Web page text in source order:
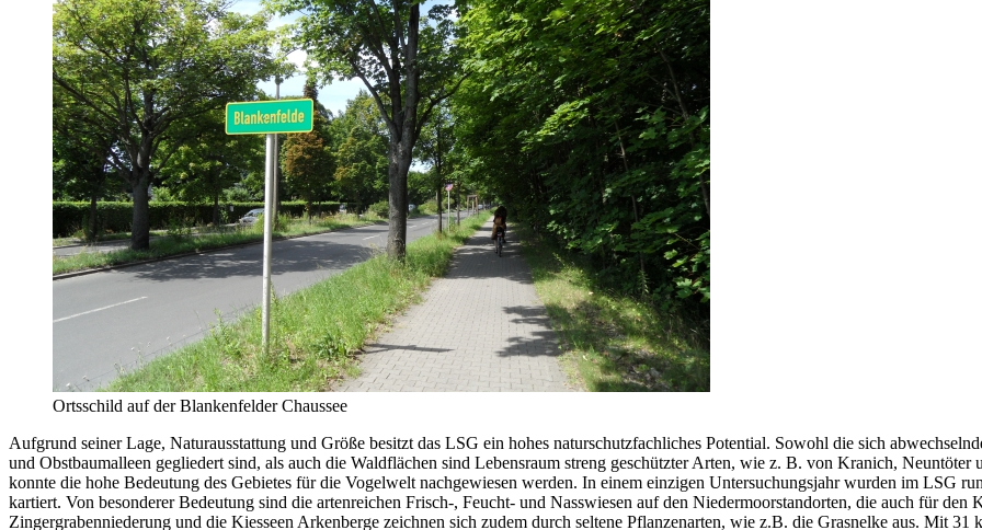
Ortsschild auf der Blankenfelder Chaussee
Aufgrund seiner Lage, Naturausstattung und Größe besitzt das LSG ein hohes naturschutzfachliches Potential. Sowohl die sich
und Obstbaumalleen gegliedert sind, als auch die Waldflächen sind Lebensraum streng geschützter Arten, wie z. B. von Kranich,
konnte die hohe Bedeutung des Gebietes für die Vogelwelt nachgewiesen werden. In einem einzigen Untersuchungsjahr wurden im LSG
kartiert. Von besonderer Bedeutung sind die artenreichen Frisch-, Feucht- und Nasswiesen auf den Niedermoorstandorten, die auch für
Zingergrabenniederung und die Kiesseen Arkenberge zeichnen sich zudem durch seltene Pflanzenarten, wie z.B. die Grasnelke aus. Mit